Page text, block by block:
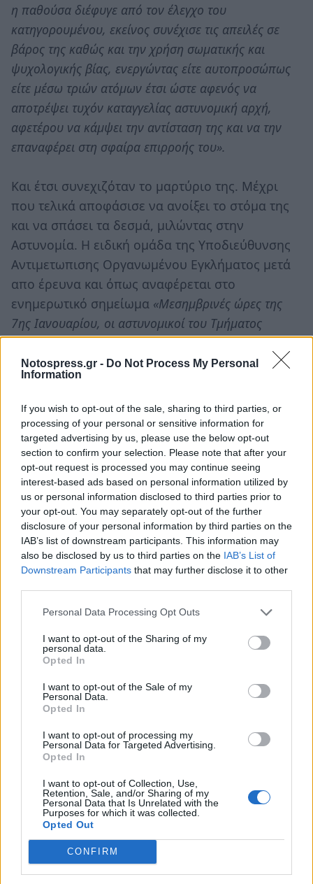
Notospress.gr - Do Not Process My Personal
Information
If you wish to opt-out of the sale, sharing to third parties, or
processing of your personal or sensitive information for
targeted advertising by us, please use the below opt-out
section to confirm your selection. Please note that after your
opt-out request is processed you may continue seeing
interest-based ads based on personal information utilized by
us or personal information disclosed to third parties prior to
your opt-out. You may separately opt-out of the further
disclosure of your personal information by third parties on the
IAB’s list of downstream participants. This information may
also be disclosed by us to third parties on the IAB’s List of
Downstream Participants that may further disclose it to other
Personal Data Processing Opt Outs
I want to opt-out of the Sharing of my
personal data.
Opted In
I want to opt-out of the Sale of my
Personal Data.
Opted In
I want to opt-out of processing my
Personal Data for Targeted Advertising.
Opted In
I want to opt-out of Collection, Use,
Retention, Sale, and/or Sharing of my
Personal Data that Is Unrelated with the
Purposes for which it was collected.
Opted Out
CONFIRM
η παθούσα διέφυγε από τον έλεγχο του
κατηγορουμένου, εκείνος συνέχισε τις απειλές σε
βάρος της καθώς και την χρήση σωματικής και
ψυχολογικής βίας, ενεργώντας είτε αυτοπροσώπως
είτε μέσω τριών ατόμων έτσι ώστε αφενός να
αποτρέψει τυχόν καταγγελίας αστυνομική αρχή,
αφετέρου να κάμψει την αντίσταση της και να την
επαναφέρει στη σφαίρα επιρροής του».
Και έτσι συνεχιζόταν το μαρτύριο της. Μέχρι
που τελικά αποφάσισε να ανοίξει το στόμα της
και να σπάσει τα δεσμά, μιλώντας στην
Αστυνομία. Η ειδική ομάδα της Υποδιεύθυνσης
Αντιμετωπισης Οργανωμένου Εγκλήματος μετά
απο έρευνα και όπως αναφέρεται στο
ενημερωτικό σημείωμα «Μεσημβρινές ώρες της
7ης Ιανουαρίου, οι αστυνομικοί του Τμήματος
Εμπορίας Ανθρώπων, έθεσαν σε διακριτική
επιτήρηση την οικία του Αλβανού και αφού τον
εντόπισαν και τον ακινητοποίησαν διενεργήθηκαν
έρευνες στην κατοχή του και στην κατοικία του κατά
τις οποίες κατασχέθηκαν μεταξύ άλλων το χρηματικό
ποσό των 6.890€, μικροποσότητα κάνναβης καθώς
και ένα αυτοκίνητο».
Ο συλληφθείς οδηγήθηκε το πρωί της 8ης
Ιανουαρίου στην Εισαγγελία Πρωτοδικών
Αθηνών, ενώ όπως χαρακτηριστικά αναφέρεται
«ερευνάται τυχόν συμμετοχή του
κατηγορουμένου σε περισσότερα περιστατικά
Ακολουθήστε το
μάθετε πρώτοι όλες τις ειδήσεις
ΕΞΑΡΧΕΙΑ ΠΟΡΝΕΙΑ
ΕΜΠΟΡΙΑ ΑΝΘΡΩΠΩΝ
ΣΕΞΟΥΑΛΙΚΗ ΚΑΚΟΠΟΙΗΣΗ